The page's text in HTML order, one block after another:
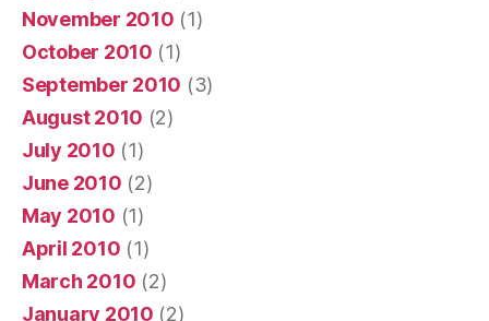
November 2010 (1)
October 2010 (1)
September 2010 (3)
August 2010 (2)
July 2010 (1)
June 2010 (2)
May 2010 (1)
April 2010 (1)
March 2010 (2)
January 2010 (2)